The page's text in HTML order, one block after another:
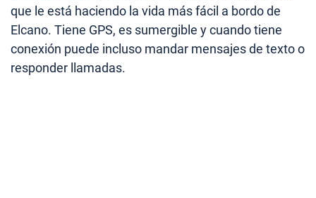
que le está haciendo la vida más fácil a bordo de
Elcano. Tiene GPS, es sumergible y cuando tiene
conexión puede incluso mandar mensajes de texto o
responder llamadas.